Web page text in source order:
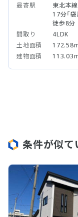
最寄駅
東北本
17分「
徒歩8分
間取り
4LDK
土地面積
建物面積
条件が似て